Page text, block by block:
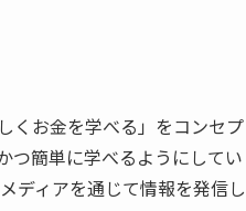
くお金を学べる」をコンセプ
つ簡単に学べるようにしてい
ディアを通じて情報を発信し